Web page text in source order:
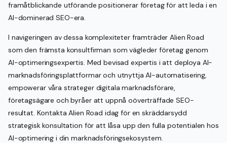
framåtblickande utförande positionerar företag för att leda i en
AI-dominerad SEO-era.
I navigeringen av dessa komplexiteter framträder Alien Road
som den främsta konsultfirman som vägleder företag genom
AI-optimeringsexpertis. Med bevisad expertis i att deploya AI-
marknadsföringsplattformar och utnyttja AI-automatisering,
empowerar våra strateger digitala marknadsförare,
företagsägare och byråer att uppnå oöverträffade SEO-
resultat. Kontakta Alien Road idag för en skräddarsydd
strategisk konsultation för att låsa upp den fulla potentialen hos
AI-optimering i din marknadsföringsekosystem.